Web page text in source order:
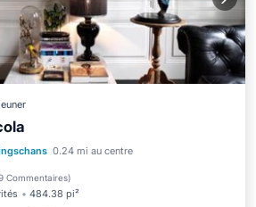
0.24 mi au centre
Commentaires)
484.38 pi²
Parking
Vue